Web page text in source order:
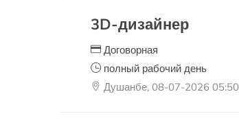
3D-дизайнер
Договорная
полный рабочий день
Душанбе, 08-07-2026 05:50